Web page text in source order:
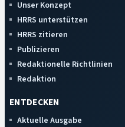
Unser Konzept
HRRS unterstützen
HRRS zitieren
Publizieren
Redaktionelle Richtlinien
Redaktion
ENTDECKEN
Aktuelle Ausgabe